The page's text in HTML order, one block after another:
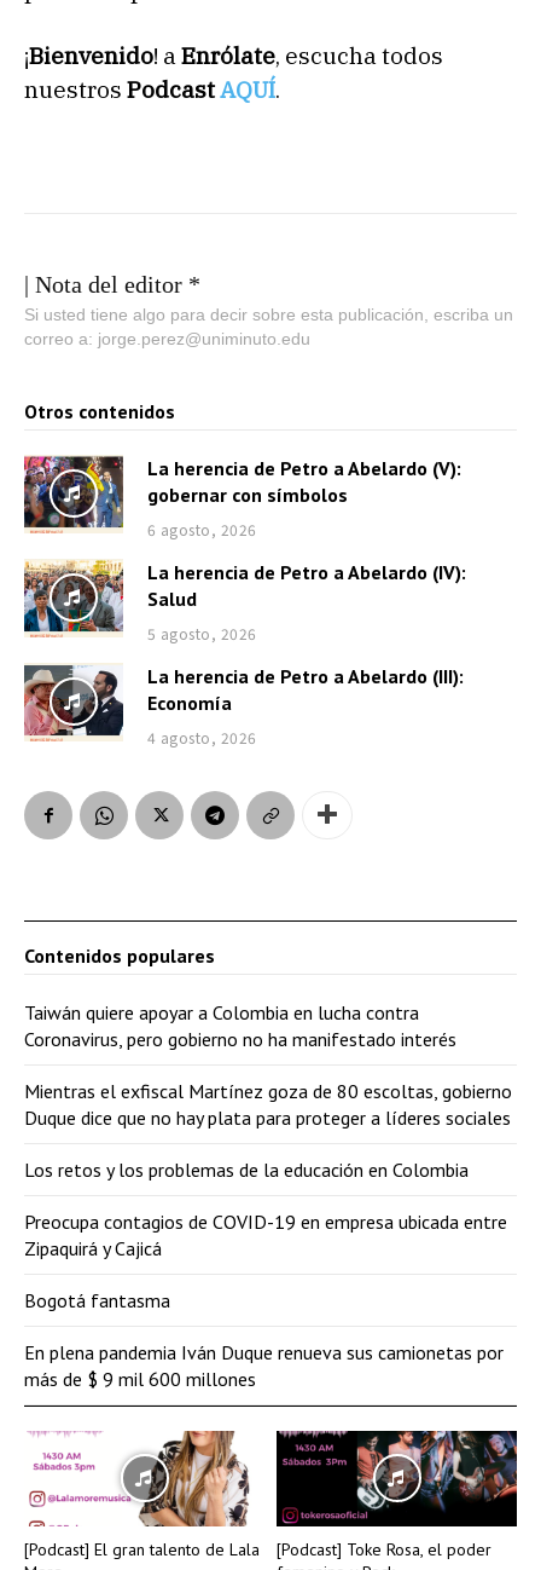
¡Bienvenido! a Enrólate, escucha todos
nuestros PodcastAQUÍ.
| Nota del editor *
Si usted tiene algo para decir sobre esta publicación, escriba un
correo a: jorge.perez@uniminuto.edu
Otros contenidos
La herencia de Petro a Abelardo (V):
gobernar con símbolos
6 agosto, 2026
La herencia de Petro a Abelardo (IV):
Salud
5 agosto, 2026
La herencia de Petro a Abelardo (III):
Economía
4 agosto, 2026
[Podcast] El gran talento de Lala
[Podcast] Toke Rosa, el poder
Contenidos populares
Taiwán quiere apoyar a Colombia en lucha contra
Coronavirus, pero gobierno no ha manifestado interés
Mientras el exfiscal Martínez goza de 80 escoltas, gobierno
Duque dice que no hay plata para proteger a líderes sociales
Los retos y los problemas de la educación en Colombia
Preocupa contagios de COVID-19 en empresa ubicada entre
Zipaquirá y Cajicá
Bogotá fantasma
En plena pandemia Iván Duque renueva sus camionetas por
más de $ 9 mil 600 millones